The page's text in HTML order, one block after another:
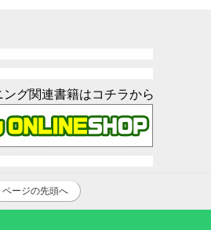
グ関連書籍はコチラから
ページの先頭へ